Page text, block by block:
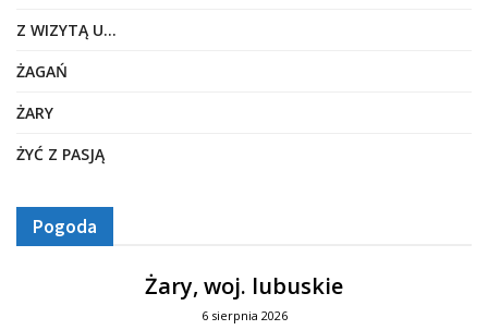
Z WIZYTĄ U…
ŻAGAŃ
ŻARY
ŻYĆ Z PASJĄ
Pogoda
Żary, woj. lubuskie
6 sierpnia 2026